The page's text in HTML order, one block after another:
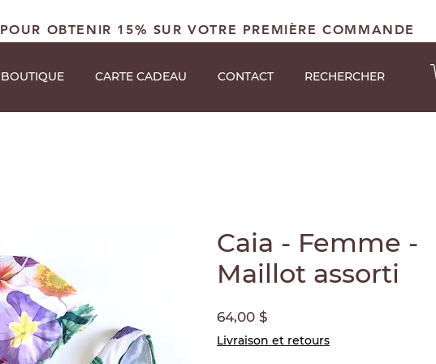
POUR OBTENIR 15% SUR VOTRE PREMIÈRE COMMANDE
BOUTIQUE CARTE CADEAU CONTACT RECHERCHER
Caia - Femme -
Maillot assorti
64,00 $
Livraison et retours